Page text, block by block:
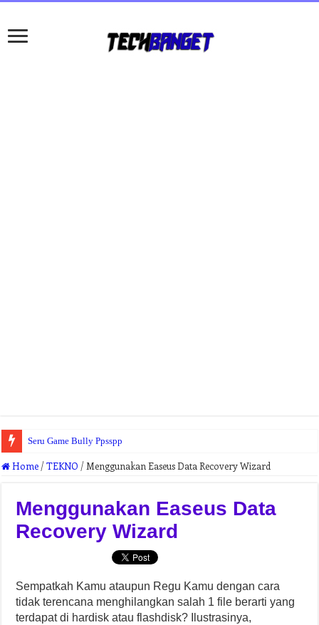
Seru Game Bully Ppsspp
Home /TEKNO / Menggunakan Easeus Data Recovery Wizard
Menggunakan Easeus Data
Recovery Wizard
Sempatkah Kamu ataupun Regu Kamu dengan cara
tidak terencana menghilangkan salah 1 file berarti yang
terdapat di hardisk atau flashdisk? Ilustrasinya,